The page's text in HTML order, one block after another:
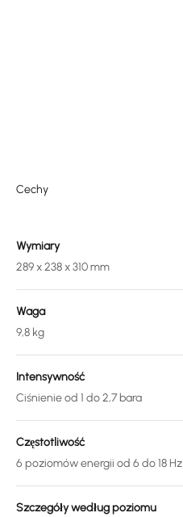
Cechy
Wymiary
289 x 238 x 310 mm
Waga
9,8 kg
Intensywność
Ciśnienie od 1 do 2,7 bara
Częstotliwość
6 poziomów energii od 6 do 18 Hz
Szczegóły według poziomu